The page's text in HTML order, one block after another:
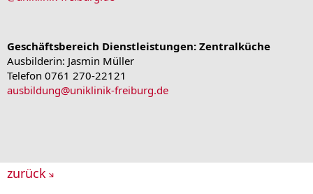
Geschäftsbereich Dienstleistungen: Zentralküche
Ausbilderin: Jasmin Müller
Telefon 0761 270-22121
ausbildung@uniklinik-freiburg.de
zurück